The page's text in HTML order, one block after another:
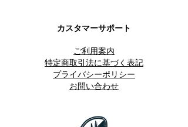
カスタマーサポート
ご利用案内
特定商取引法に基づく表記
プライバシーポリシー
お問い合わせ